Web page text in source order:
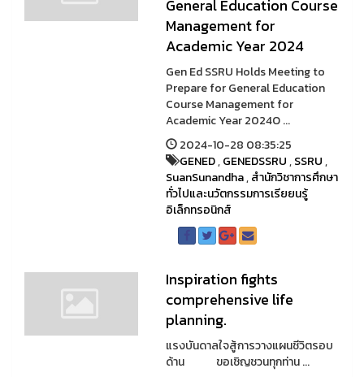
General Education Course
Management for
Academic Year 2024
Gen Ed SSRU Holds Meeting to
Prepare for General Education
Course Management for
Academic Year 2024O ...
2024-10-28 08:35:25
GENED,GENEDSSRU,SSRU,
SuanSunandha,สำนักวิชาการศึกษา
ทั่วไปและนวัตกรรมการเรียยนรู้
อิเล็กทรอนิกส์
Inspiration fights
comprehensive life
planning.
แรงบันดาลใจสู้การวางแผนชีวิตรอบ
ด้าน ขอเชิญชวนทุกท่าน ...